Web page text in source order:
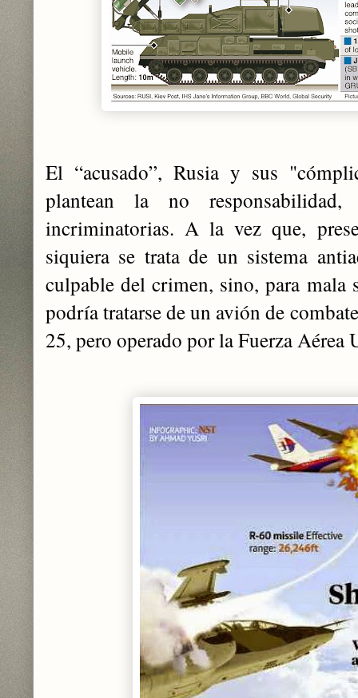
El “acusado”, Rusia y sus
plantean la no
incriminatorias. A la vez que,
siquiera se trata de un sistema
culpable del crimen, sino, para mala
podría tratarse de un avión de
25, pero operado por la Fuerza Aérea